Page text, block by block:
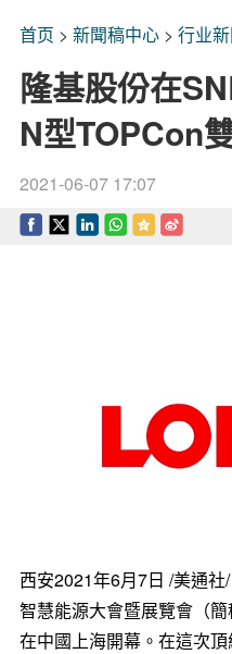
首页 > 新聞稿中心> 行业
隆基股份在
N型TOPCon
2021-06-07 17:07
西安2021年6月7日 /美通
智慧能源大會暨展覽會（
在中國上海開幕。在這次